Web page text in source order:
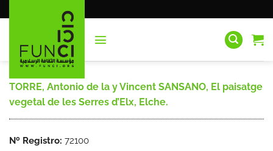
al
TORRE, Antonio de la y Vincent SANSANO, El paisatge
vegetal de les Serres d’Elx, Elche.
Nº Registro: 72100